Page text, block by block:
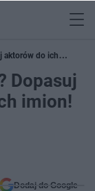
aktorów do ich
Dopasuj
imion!
Dodaj do Google